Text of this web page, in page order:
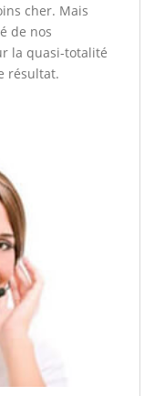
cher. Mais
de nos
la quasi-totalité
résultat.